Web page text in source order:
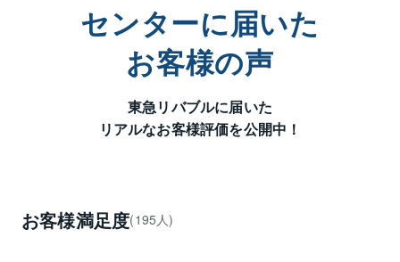
センターに届いた
お客様の声
東急リバブルに届いた
リアルなお客様評価を公開中！
お客様満足度(195人)